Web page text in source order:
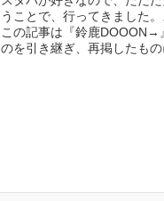
うことで、行ってきました
この記事は『鈴鹿DOOON→
のを引き継ぎ、再掲したもの